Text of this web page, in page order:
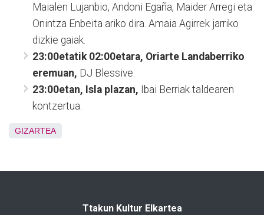
Maialen Lujanbio, Andoni Egaña, Maider Arregi eta
Onintza Enbeita ariko dira. Amaia Agirrek jarriko
dizkie gaiak.
23:00etatik 02:00etara, Oriarte Landaberriko
eremuan, DJ Blessive.
23:00etan, Isla plazan, Ibai Berriak taldearen
kontzertua.
GIZARTEA
Ttakun Kultur Elkartea